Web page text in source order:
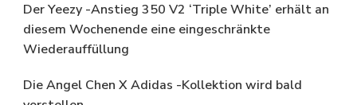
Der Yeezy -Anstieg 350 V2 ‘Triple White’ erhält an
diesem Wochenende eine eingeschränkte
Wiederauffüllung
Die Angel Chen X Adidas -Kollektion wird bald